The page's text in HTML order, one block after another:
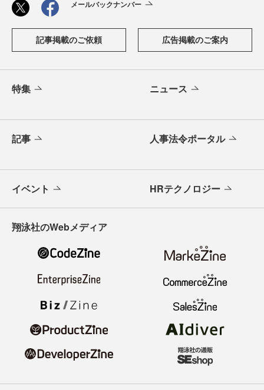
メールバックナンバー
記事掲載のご依頼 広告掲載のご案内
特集 ニュース
記事 人事法令ポータル
イベント HRテクノロジー
翔泳社のWebメディア